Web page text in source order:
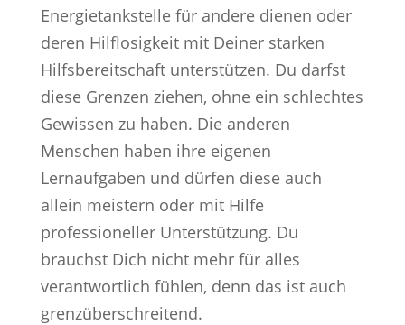
Energietankstelle für andere dienen oder
deren Hilflosigkeit mit Deiner starken
Hilfsbereitschaft unterstützen. Du darfst
diese Grenzen ziehen, ohne ein schlechtes
Gewissen zu haben. Die anderen
Menschen haben ihre eigenen
Lernaufgaben und dürfen diese auch
allein meistern oder mit Hilfe
professioneller Unterstützung. Du
brauchst Dich nicht mehr für alles
verantwortlich fühlen, denn das ist auch
grenzüberschreitend.